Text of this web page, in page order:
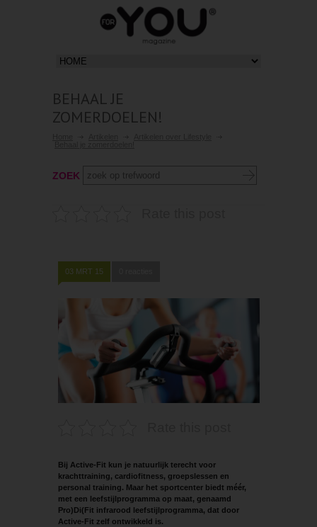
BEHAAL JE
ZOMERDOELEN!
ZOEK
03 MRT 15
Bij Active-Fit kun je natuurlijk terecht voor
krachttraining, cardiofitness, groepslessen en
personal training. Maar het sportcenter biedt méér,
met een leefstijlprogramma op maat, genaamd
Pro)Di(Fit infrarood leefstijlprogramma, dat door
Active-Fit zelf ontwikkeld is.